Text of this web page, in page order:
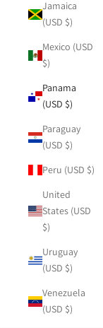
Jamaica
(USD $)
Mexico (USD
$)
Panama
(USD $)
Paraguay
(USD $)
Peru (USD $)
United
States (USD
$)
Uruguay
(USD $)
Venezuela
(USD $)